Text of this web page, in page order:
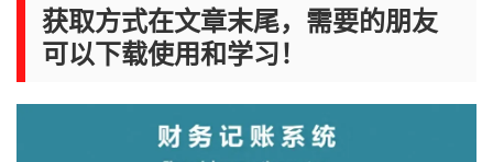
获取方式在文章末尾，需要的朋友
可以下载使用和学习！